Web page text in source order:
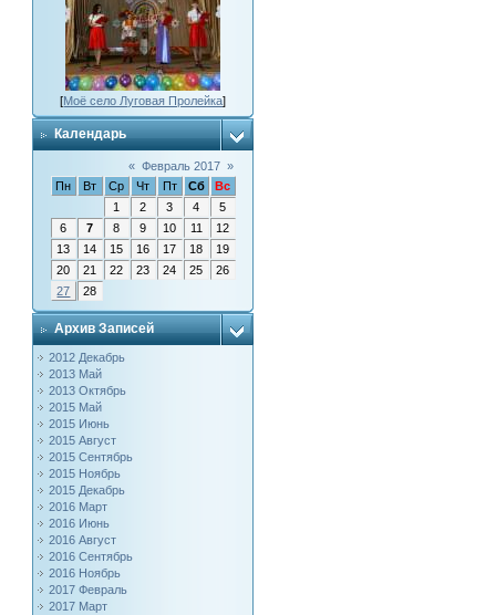
[Моё село Луговая Пролейка]
Календарь
« Февраль 2017 »
Пн
Вт Ср Чт Пт Сб
Вс
1
2 3 4
5
6
7 8 9 10 11
12
13
14 15 16 17 18
19
20
21 22 23 24 25
26
27
28
Архив Записей
2012 Декабрь
2013 Май
2013 Октябрь
2015 Май
2015 Июнь
2015 Август
2015 Сентябрь
2015 Ноябрь
2015 Декабрь
2016 Март
2016 Июнь
2016 Август
2016 Сентябрь
2016 Ноябрь
2017 Февраль
2017 Март